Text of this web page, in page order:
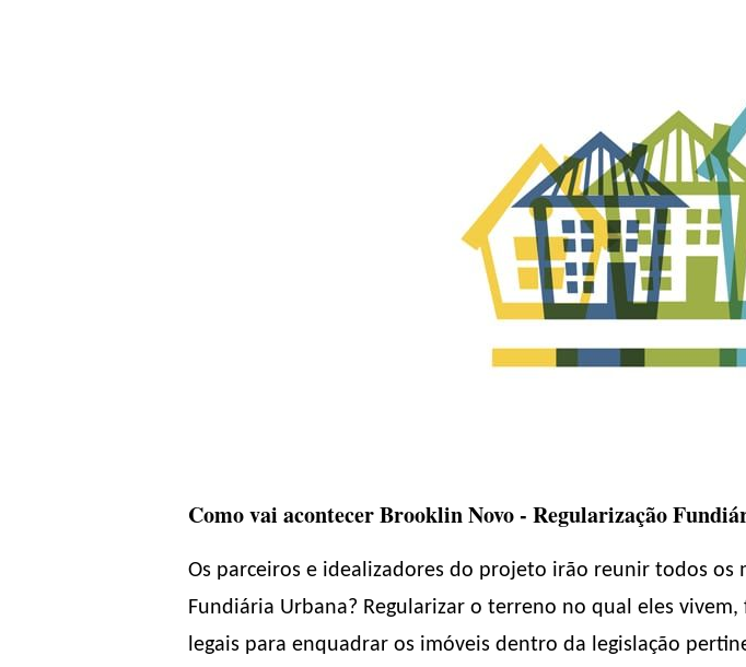
Como vai acontecer Brooklin Novo - Regularização
Os parceiros e idealizadores do projeto irão reunir todos os
Fundiária Urbana? Regularizar o terreno no qual eles
legais para enquadrar os imóveis dentro da legislação